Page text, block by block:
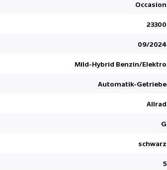
Occasion
23300
09/2024
Mild-Hybrid Benzin/Elektro
Automatik-Getriebe
Allrad
G
schwarz
5